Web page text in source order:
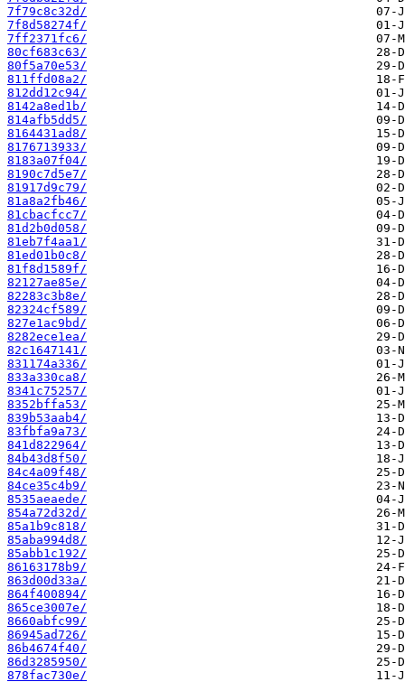
7f79c8c32d/
7f8d58274f/
7ff2371fc6/
80cf683c63/
80f5a70e53/
811ffd08a2/
812dd12c94/
8142a8ed1b/
814afb5dd5/
8164431ad8/
8176713933/
8183a07f04/
8190c7d5e7/
81917d9c79/
81a8a2fb46/
81cbacfcc7/
81d2b0d058/
81eb7f4aa1/
81ed01b0c8/
81f8d1589f/
82127ae85e/
82283c3b8e/
82324cf589/
827e1ac9bd/
8282ece1ea/
82c1647141/
831174a336/
833a330ca8/
8341c75257/
8352bffa53/
839b53aab4/
83fbfa9a73/
841d822964/
84b43d8f50/
84c4a09f48/
84ce35c4b9/
8535aeaede/
854a72d32d/
85a1b9c818/
85aba994d8/
85abb1c192/
86163178b9/
863d00d33a/
864f400894/
865ce3007e/
8660abfc99/
86945ad726/
86b4674f40/
86d3285950/
878fac730e/